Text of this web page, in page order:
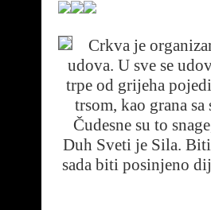
Crkva je
udova. U sve se
trpe od grijeha
trsom, kao grana
Čudesne su to
Duh Sveti je Sila.
sada biti posinjeno